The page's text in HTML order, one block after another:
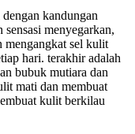
kandungan
menyegarkan,
mengangkat sel kulit
hari. terakhir adalah
bubuk mutiara dan
mati dan membuat
kulit berkilau